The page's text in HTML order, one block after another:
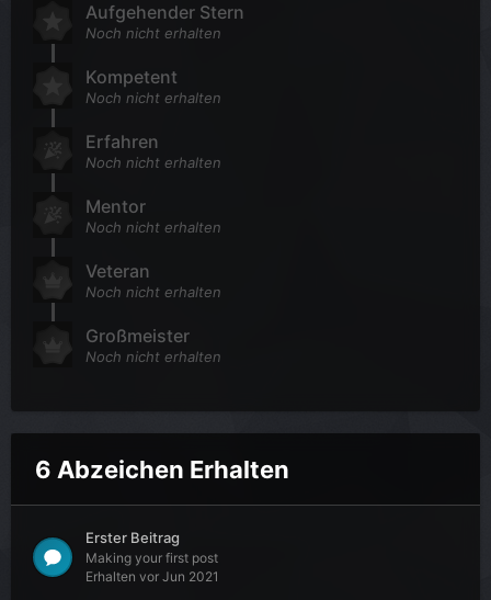
Aufgehender Stern
Noch nicht erhalten
Kompetent
Noch nicht erhalten
Erfahren
Noch nicht erhalten
Mentor
Noch nicht erhalten
Veteran
Noch nicht erhalten
Großmeister
Noch nicht erhalten
6 Abzeichen Erhalten
Erster Beitrag
Making your first post
Erhalten vor Jun 2021